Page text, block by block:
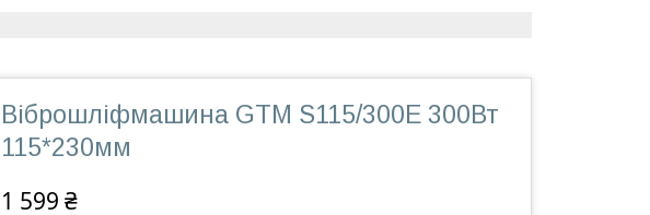
Віброшліфмашина GTM S115/300E 300Вт
115*230мм
1 599 ₴